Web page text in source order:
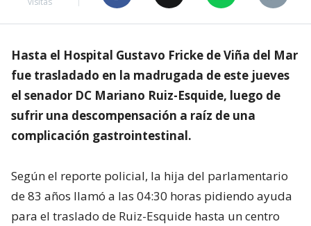
Hasta el Hospital Gustavo Fricke de Viña del Mar
fue trasladado en la madrugada de este jueves
el senador DC Mariano Ruiz-Esquide, luego de
sufrir una descompensación a raíz de una
complicación gastrointestinal.
Según el reporte policial, la hija del parlamentario
de 83 años llamó a las 04:30 horas pidiendo ayuda
para el traslado de Ruiz-Esquide hasta un centro